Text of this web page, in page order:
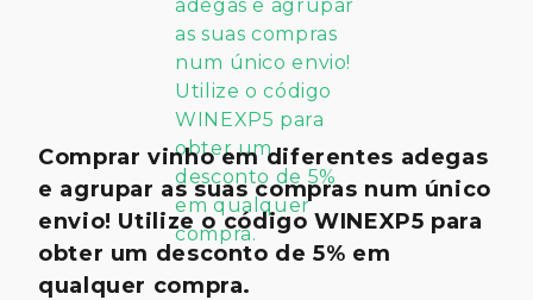
Comprar vinho em diferentes adegas
e agrupar as suas compras num único
envio! Utilize o código WINEXP5 para
obter um desconto de 5% em
qualquer compra.